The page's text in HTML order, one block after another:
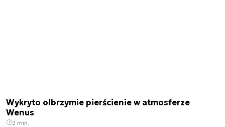
Wykryto olbrzymie pierścienie w atmosferze
Wenus
2 min.